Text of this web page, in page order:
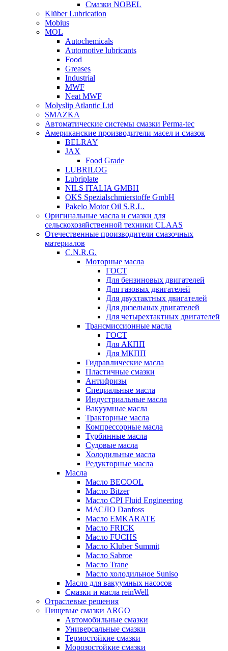
Смазки NOBEL
Klüber Lubrication
Mobius
MOL
Autochemicals
Automotive lubricants
Food
Greases
Industrial
MWF
Neat MWF
Molyslip Atlantic Ltd
SMAZKA
Автоматические системы смазки Perma-tec
Американские производители масел и смазок
BELRAY
JAX
Food Grade
LUBRILOG
Lubriplate
NILS ITALIA GMBH
OKS Spezialschmierstoffe GmbH
Pakelo Motor Oil S.R.L.
Оригинальные масла и смазки для
сельскохозяйственной техники CLAAS
Отечественные производители смазочных
материалов
C.N.R.G.
Моторные масла
ГОСТ
Для бензиновых двигателей
Для газовых двигателей
Для двухтактных двигателей
Для дизельных двигателей
Для четырехтактных двигателей
Трансмиссионные масла
ГОСТ
Для АКПП
Для МКПП
Гидравлические масла
Пластичные смазки
Антифризы
Специальные масла
Индустриальные масла
Вакуумные масла
Тракторные масла
Компрессорные масла
Турбинные масла
Судовые масла
Холодильные масла
Редукторные масла
Масла
Масло BECOOL
Масло Bitzer
Масло CPI Fluid Engineering
МАСЛО Danfoss
Масло EMKARATE
Масло FRICK
Масло FUCHS
Масло Kluber Summit
Масло Sabroe
Масло Trane
Масло холодильное Suniso
Масло для вакуумных насосов
Смазки и масла reinWell
Отраслевые решения
Пищевые смазки ARGO
Автомобильные смазки
Универсальные смазки
Термостойкие смазки
Морозостойкие смазки